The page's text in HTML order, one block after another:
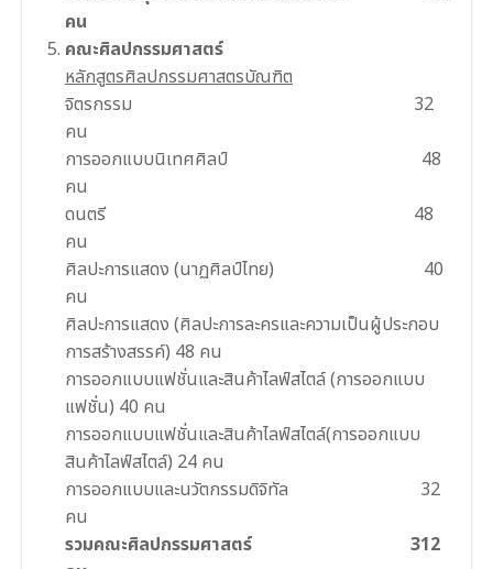
คน
คณะศิลปกรรมศาสตร์
หลักสูตรศิลปกรรมศาสตรบัณฑิต
จิตรกรรม 32
คน
การออกแบบนิเทศศิลป์ 48
คน
ดนตรี 48
คน
ศิลปะการแสดง (นาฏศิลป์ไทย) 40
คน
ศิลปะการแสดง (ศิลปะการละครและความเป็นผู้ประกอบ
การสร้างสรรค์) 48 คน
การออกแบบแฟชั่นและสินค้าไลฟ์สไตล์ (การออกแบบ
แฟชั่น) 40 คน
การออกแบบแฟชั่นและสินค้าไลฟ์สไตล์(การออกแบบ
สินค้าไลฟ์สไตล์) 24 คน
การออกแบบและนวัตกรรมดิจิทัล 32
คน
รวมคณะศิลปกรรมศาสตร์ 312